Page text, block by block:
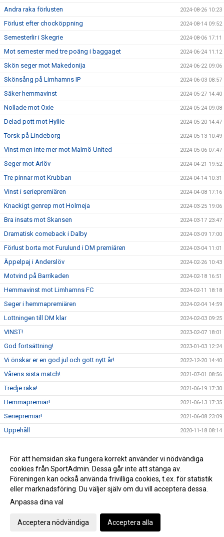
Andra raka förlusten 2024-08-26 10:23
Förlust efter chocköppning 2024-08-14 09:52
Semesterlir i Skegrie 2024-08-06 17:11
Mot semester med tre poäng i baggaget 2024-06-24 11:12
Skön seger mot Makedonija 2024-06-22 09:06
Skönsång på Limhamns IP 2024-06-03 08:57
Säker hemmavinst 2024-05-27 14:40
Nollade mot Oxie 2024-05-24 09:08
Delad pott mot Hyllie 2024-05-20 14:47
Torsk på Lindeborg 2024-05-13 10:49
Vinst men inte mer mot Malmö United 2024-05-06 07:47
Seger mot Arlöv 2024-04-21 19:52
Tre pinnar mot Krubban 2024-04-14 10:31
Vinst i seriepremiären 2024-04-08 17:16
Knackigt genrep mot Holmeja 2024-03-25 19:06
Bra insats mot Skansen 2024-03-17 23:47
Dramatisk comeback i Dalby 2024-03-09 17:00
Förlust borta mot Furulund i DM premiären 2024-03-04 11:01
Äppelpaj i Anderslöv 2024-02-26 10:43
Motvind på Barrikaden 2024-02-18 16:51
Hemmavinst mot Limhamns FC 2024-02-11 18:18
Seger i hemmapremiären 2024-02-04 14:59
Lottningen till DM klar 2024-02-03 09:25
VINST! 2023-02-07 18:01
God fortsättning! 2023-01-03 12:24
Vi önskar er en god jul och gott nytt år! 2022-12-20 14:40
Vårens sista match! 2021-07-01 08:56
Tredje raka! 2021-06-19 17:30
Hemmapremiär! 2021-06-13 17:35
Seriepremiär! 2021-06-08 23:09
Uppehåll 2020-11-18 08:14
Klart! 2020-10-25 16:57
Äntligen dax! 2020-01-10 10:35
Gå till Webbversion
För att hemsidan ska fungera korrekt använder vi nödvändiga
cookies från SportAdmin. Dessa går inte att stänga av.
Föreningen kan också använda frivilliga cookies, t.ex. för statistik
eller marknadsföring. Du väljer själv om du vill acceptera dessa.
Anpassa dina val
Acceptera nödvändiga Acceptera alla